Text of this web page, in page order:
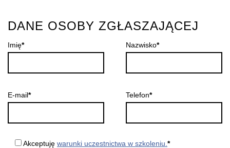
DANE OSOBY ZGŁASZAJĄCEJ
Imię*
E-mail*
Nazwisko*
Telefon*
Akceptuję warunki uczestnictwa w szkoleniu. *